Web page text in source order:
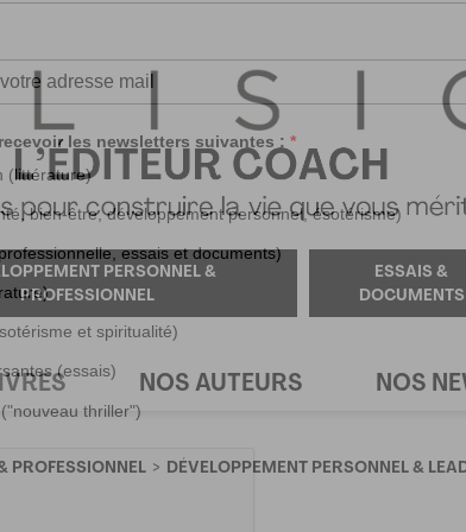
PERSONNEL &
PROFESSIONNEL
ESSAIS &
DOCUMENTS
NOS AUTEURS NOS
PROFESSIONNEL DÉVELOPPEMENT PERSONNEL &